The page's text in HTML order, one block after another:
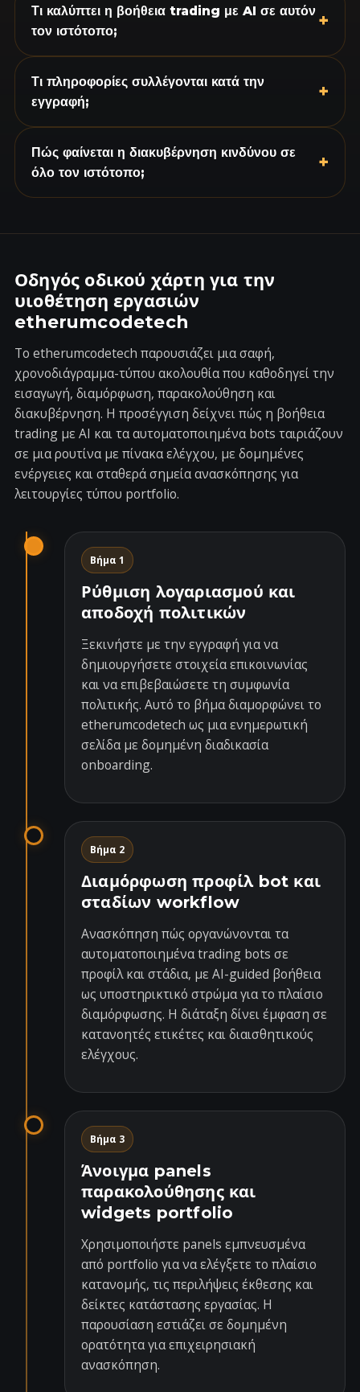
Τι καλύπτει η βοήθεια trading με AI σε αυτόν
τον ιστότοπο;
+
Τι πληροφορίες συλλέγονται κατά την
εγγραφή;
+
Πώς φαίνεται η διακυβέρνηση κινδύνου σε
όλο τον ιστότοπο;
+
Οδηγός οδικού χάρτη για την
υιοθέτηση εργασιών
etherumcodetech
Το etherumcodetech παρουσιάζει μια σαφή,
χρονοδιάγραμμα-τύπου ακολουθία που καθοδηγεί την
εισαγωγή, διαμόρφωση, παρακολούθηση και
διακυβέρνηση. Η προσέγγιση δείχνει πώς η βοήθεια
trading με AI και τα αυτοματοποιημένα bots ταιριάζουν
σε μια ρουτίνα με πίνακα ελέγχου, με δομημένες
ενέργειες και σταθερά σημεία ανασκόπησης για
λειτουργίες τύπου portfolio.
Βήμα 1
Ρύθμιση λογαριασμού και
αποδοχή πολιτικών
Ξεκινήστε με την εγγραφή για να
δημιουργήσετε στοιχεία επικοινωνίας
και να επιβεβαιώσετε τη συμφωνία
πολιτικής. Αυτό το βήμα διαμορφώνει το
etherumcodetech ως μια ενημερωτική
σελίδα με δομημένη διαδικασία
onboarding.
Βήμα 2
Διαμόρφωση προφίλ bot και
σταδίων workflow
Ανασκόπηση πώς οργανώνονται τα
αυτοματοποιημένα trading bots σε
προφίλ και στάδια, με AI-guided βοήθεια
ως υποστηρικτικό στρώμα για το πλαίσιο
διαμόρφωσης. Η διάταξη δίνει έμφαση σε
κατανοητές ετικέτες και διαισθητικούς
ελέγχους.
Βήμα 3
Άνοιγμα panels
παρακολούθησης και
widgets portfolio
Χρησιμοποιήστε panels εμπνευσμένα
από portfolio για να ελέγξετε το πλαίσιο
κατανομής, τις περιλήψεις έκθεσης και
δείκτες κατάστασης εργασίας. Η
παρουσίαση εστιάζει σε δομημένη
ορατότητα για επιχειρησιακή
ανασκόπηση.